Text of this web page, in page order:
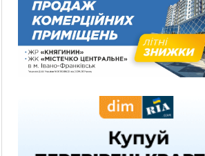
14:31
«Багато питань буде знято». На
слуханнях в Яремче обговорили, як
питання джипінгу в Карпатах
13:54
5 «тихих» хвороб, які виявляє
обстеження
приготування до нового руху
У Франківську зафіксували
всю історію спостережень
Лікування наркоманії Київ: чому